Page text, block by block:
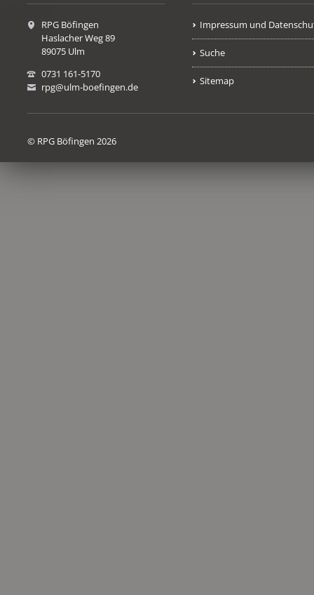
RPG Böfingen
Haslacher Weg 89
89075 Ulm
0731 161-5170
rpg@ulm-boefingen.de
Impressum und
Suche
Sitemap
© RPG Böfingen 2026